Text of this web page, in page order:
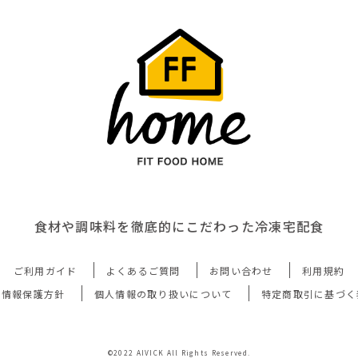
食材や調味料を徹底的にこだわった冷凍宅配食
ご利用ガイド よくあるご質問 お問い合わせ
利用規約
報保護方針
個人情報の取り扱いについて 特定商取引に基づ
©2022 AIVICK All Rights Reserved.